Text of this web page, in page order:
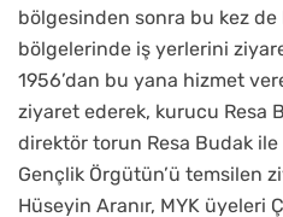
bölgesinden sonra bu kez de
bölgelerinde iş yerlerini
1956’dan bu yana hizmet
ziyaret ederek, kurucu Resa
direktör torun Resa Budak ile
Gençlik Örgütün’ü temsilen
Hüseyin Aranır, MYK üyeleri